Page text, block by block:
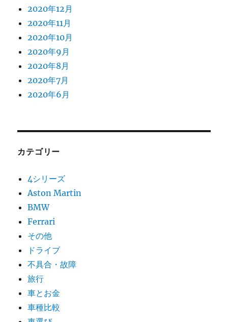
2020年12月
2020年11月
2020年10月
2020年9月
2020年8月
2020年7月
2020年6月
カテゴリー
4シリーズ
Aston Martin
BMW
Ferrari
その他
ドライブ
不具合・故障
旅行
車とお金
車種比較